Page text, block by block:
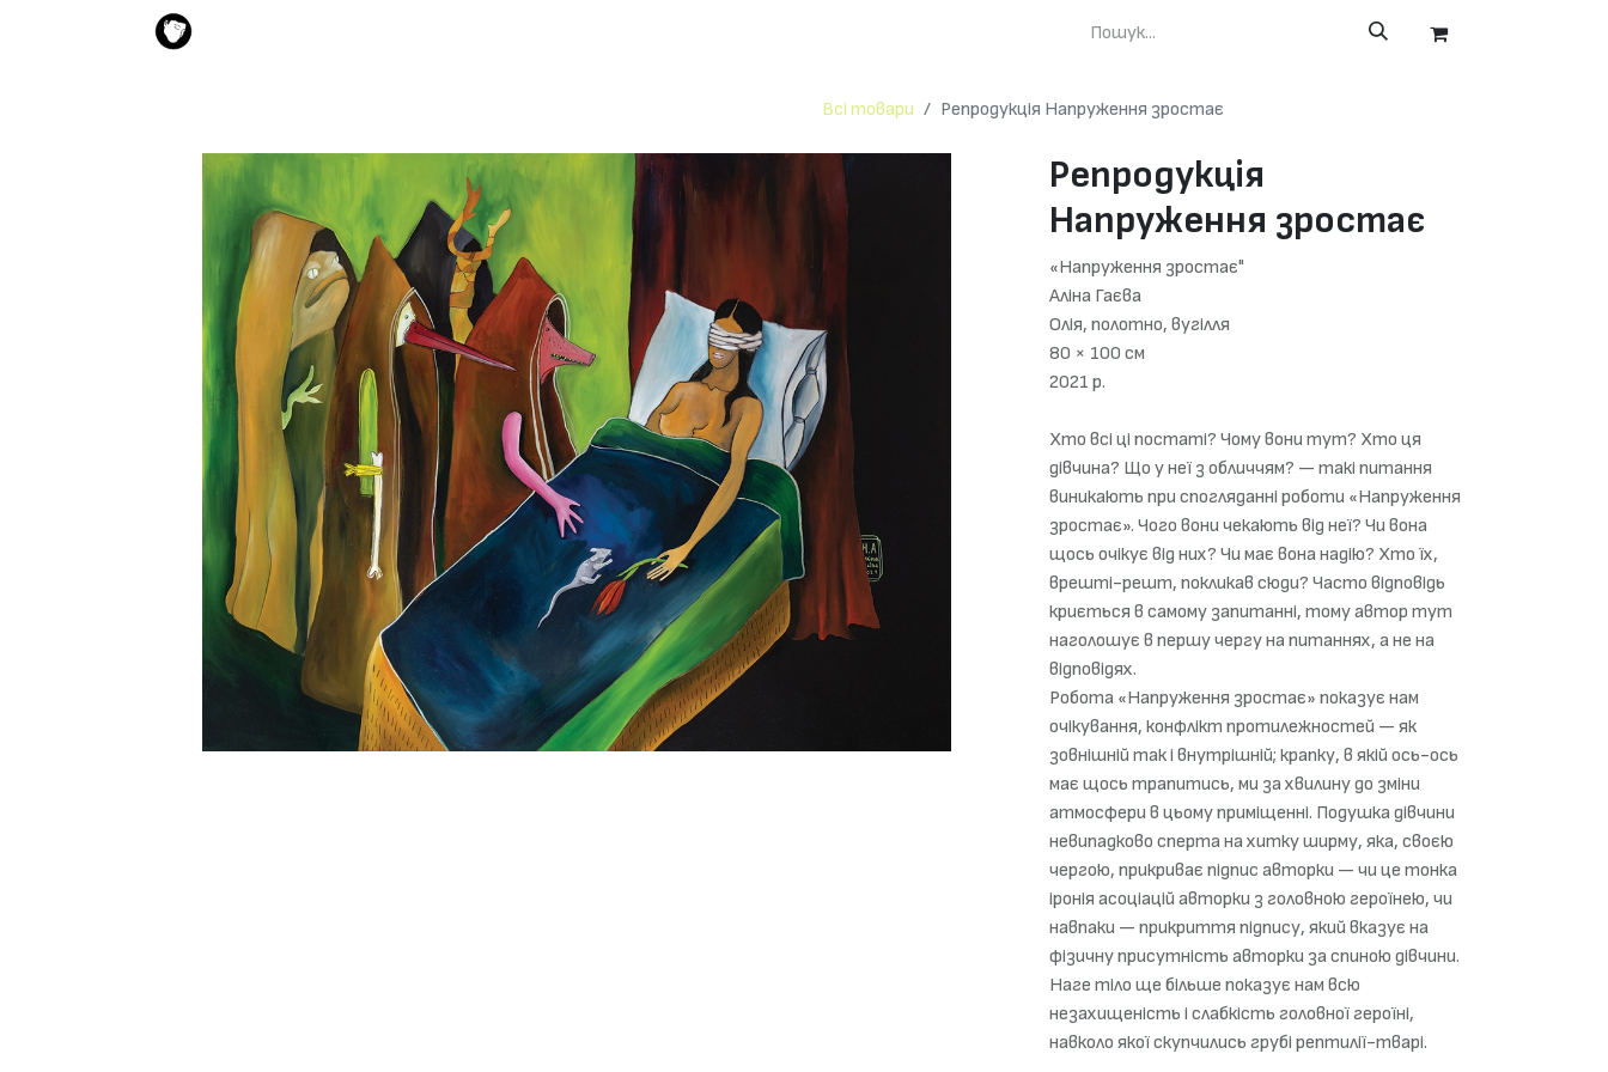
Всі товари Репродукція Напруження зростає
Репродукція
Напруження зростає
«Напруження зростає"
Аліна Гаєва
Олія, полотно, вугілля
80 × 100 см
2021 р.
Хто всі ці постаті? Чому вони тут? Хто ця
дівчина? Що у неї з обличчям? — такі питання
виникають при спогляданні роботи «Напруження
зростає». Чого вони чекають від неї? Чи вона
щось очікує від них? Чи має вона надію? Хто їх,
врешті-решт, покликав сюди? Часто відповідь
криється в самому запитанні, тому автор тут
наголошує в першу чергу на питаннях, а не на
відповідях.
Робота «Напруження зростає» показує нам
очікування, конфлікт протилежностей — як
зовнішній так і внутрішній; крапку, в якій ось-ось
має щось трапитись, ми за хвилину до зміни
атмосфери в цьому приміщенні. Подушка дівчини
невипадково сперта на хитку ширму, яка, своєю
чергою, прикриває підпис авторки — чи це тонка
іронія асоціацій авторки з головною героїнею, чи
навпаки — прикриття підпису, який вказує на
фізичну присутність авторки за спиною дівчини.
Наге тіло ще більше показує нам всю
незахищеність і слабкість головної героїні,
навколо якої скупчились грубі рептилії-тварі.